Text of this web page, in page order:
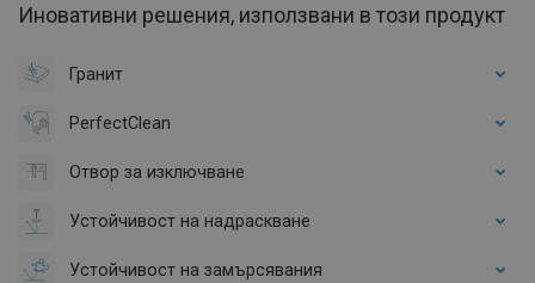
Иновативни решения, използвани в този продукт
Гранит
PerfectClean
Отвор за изключване
Устойчивост на надраскване
Устойчивост на замърсявания